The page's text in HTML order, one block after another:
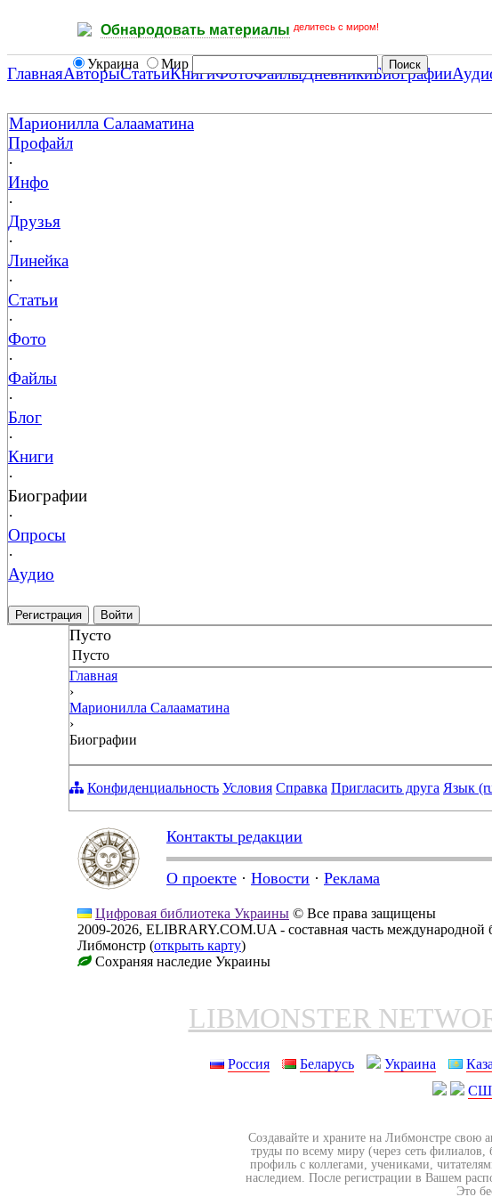
Обнародовать материалы делитесь с миром!
Украина Мир
ГлавнаяАвторыСтатьиКнигиФотоФайлыДневникиБиографии
Марионилла Салааматина
Профайл
·
Инфо
·
Друзья
·
Линейка
·
Статьи
·
Фото
·
Файлы
·
Блог
·
Книги
·
Биографии
·
Опросы
·
Аудио
Регистрация Войти
Пусто
Пусто
Главная
›
Марионилла Салааматина
›
Биографии
Конфиденциальность Условия Справка Пригласить друга Язык
Контакты редакции
О проекте · Новости · Реклама
Цифровая библиотека Украины © Все права защищены
2009-2026, ELIBRARY.COM.UA - составная часть международной
Либмонстр (открыть карту)
Сохраняя наследие Украины
LIBMONSTER
Россия Беларусь Украина
Создавайте и храните на Либмонстре свою
труды по всему миру (через сеть
профиль с коллегами, учениками,
наследием. После регистрации в Вашем
Это